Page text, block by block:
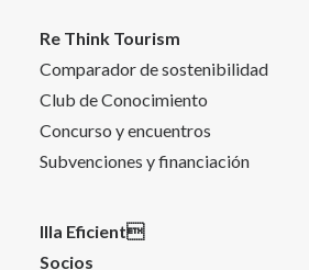
Re Think Tourism
Comparador de sostenibilidad
Club de Conocimiento
Concurso y encuentros
Subvenciones y financiación
Illa Eficient
Socios